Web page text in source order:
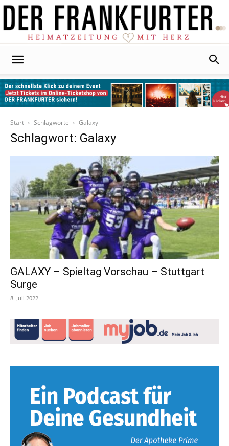
Start
Schlagworte Galaxy
Schlagwort: Galaxy
GALAXY – Spieltag Vorschau – Stuttgart
Surge
8. Juli 2022